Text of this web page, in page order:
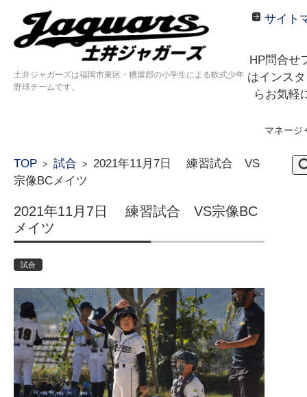
土井ジャガーズは福岡市東区・糟屋郡の小学生による軟式少年
野球チームです。
サイト
HP問合せ
はインス
らお気軽
マネー
TOP > 試合 > 2021年11月7日 練習試合 VS
宗像BCメイツ
2021年11月7日 練習試合 VS宗像BC
メイツ
試合
検
索: